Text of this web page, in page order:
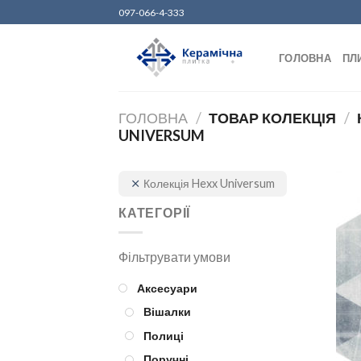
to
097-066-4-333
ГОЛОВНА
ГОЛОВНА / ТОВАР КОЛЕКЦІЯ /
UNIVERSUM
Колекція Hexx Universum
КАТЕГОРІЇ
Аксесуари
Вішалки
Полиці